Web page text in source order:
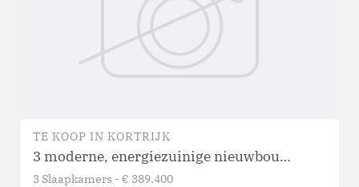
TE KOOP IN KORTRIJK
3 moderne, energiezuinige nieuwbouwwoningen in Kortrijk!
3 Slaapkamers - € 389.400